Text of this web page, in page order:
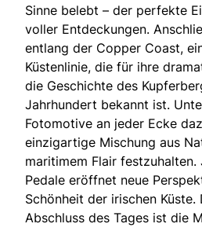
Sinne belebt – der perfekte
voller Entdeckungen.
entlang der Copper Coast,
Küstenlinie, die für ihre
die Geschichte des
Jahrhundert bekannt ist.
Fotomotive an jeder Ecke
einzigartige Mischung aus
maritimem Flair
Pedale eröffnet neue
Schönheit der irischen Küste.
Abschluss des Tages ist die